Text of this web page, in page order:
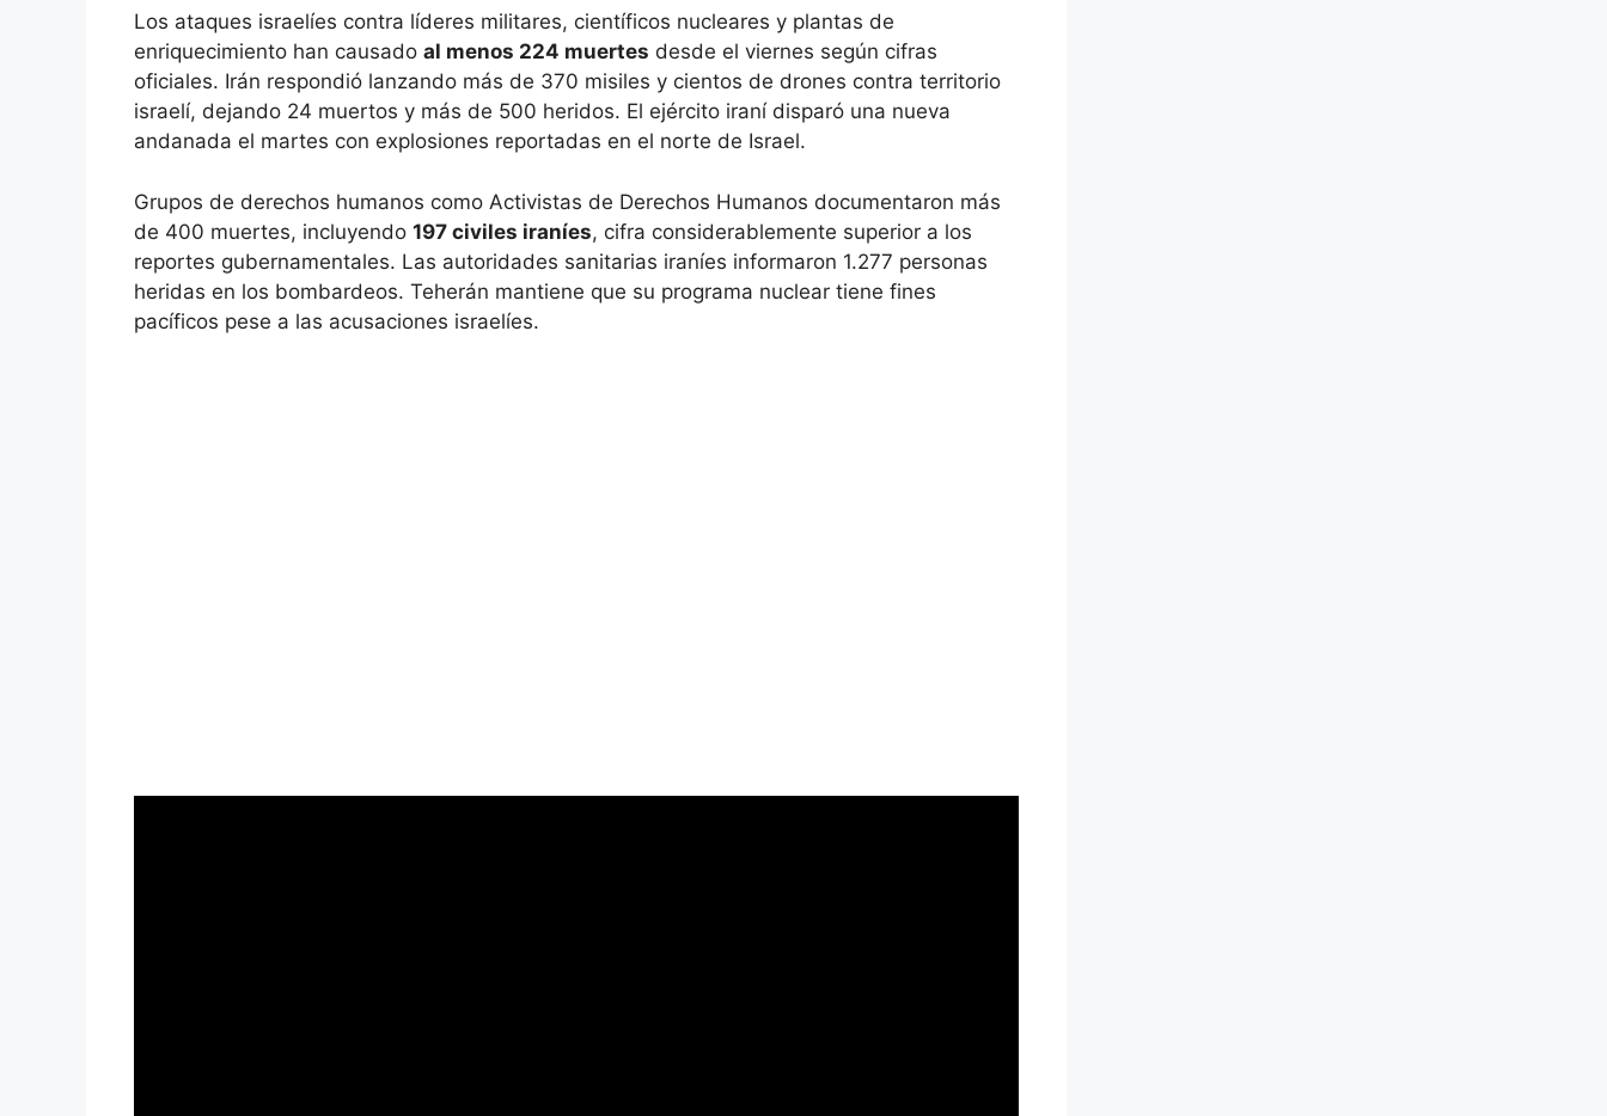
Los ataques israelíes contra líderes militares, científicos nucleares y plantas de
enriquecimiento han causado al menos 224 muertes desde el viernes según cifras
oficiales. Irán respondió lanzando más de 370 misiles y cientos de drones contra territorio
israelí, dejando 24 muertos y más de 500 heridos. El ejército iraní disparó una nueva
andanada el martes con explosiones reportadas en el norte de Israel.
Grupos de derechos humanos como Activistas de Derechos Humanos documentaron más
de 400 muertes, incluyendo 197 civiles iraníes, cifra considerablemente superior a los
reportes gubernamentales. Las autoridades sanitarias iraníes informaron 1.277 personas
heridas en los bombardeos. Teherán mantiene que su programa nuclear tiene fines
pacíficos pese a las acusaciones israelíes.